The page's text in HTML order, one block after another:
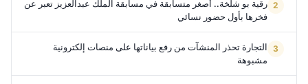
رقية بو شلخة.. أصغر متسابقة في مسابقة الملك عبدالعزيز تعبر عن
فخرها بأول حضور نسائي
التجارة تحذر المنشآت من رفع بياناتها على منصات إلكترونية
مشبوهة